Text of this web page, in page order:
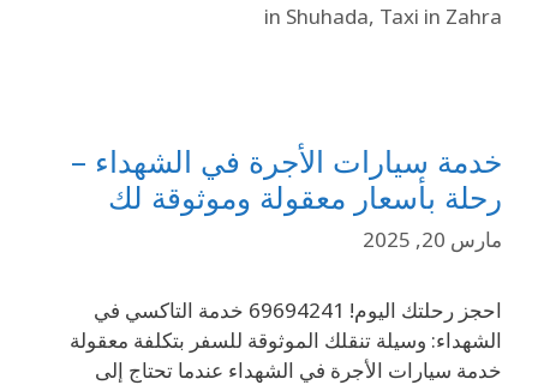
in Shuhada, Taxi in Zahra
خدمة سيارات الأجرة في الشهداء –
رحلة بأسعار معقولة وموثوقة لك
مارس 20, 2025
احجز رحلتك اليوم! 69694241 خدمة التاكسي في
الشهداء: وسيلة تنقلك الموثوقة للسفر بتكلفة معقولة
خدمة سيارات الأجرة في الشهداء عندما تحتاج إلى